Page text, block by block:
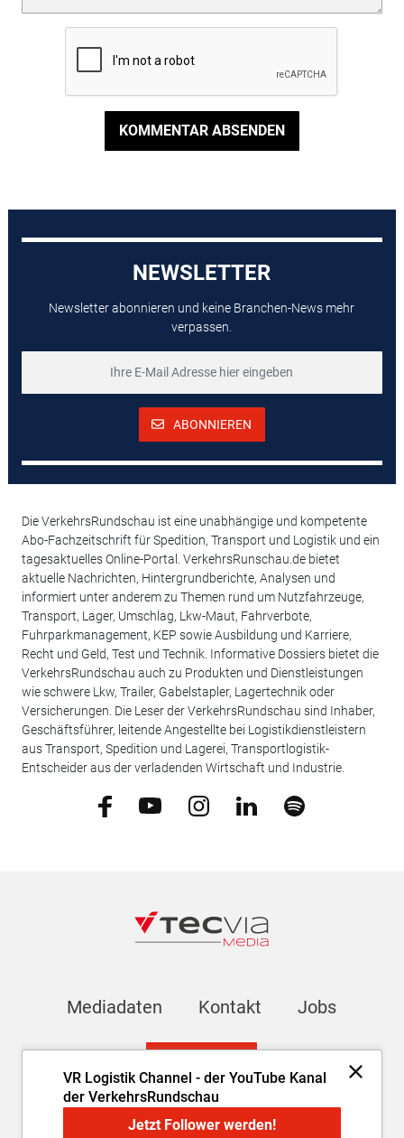
KOMMENTAR ABSENDEN
VR Logistik Channel - der YouTube Kanal
der VerkehrsRundschau
Jetzt Follower werden!
NEWSLETTER
Newsletter abonnieren und keine Branchen-News mehr
verpassen.
ABONNIEREN
Die VerkehrsRundschau ist eine unabhängige und kompetente
Abo-Fachzeitschrift für Spedition, Transport und Logistik und ein
tagesaktuelles Online-Portal. VerkehrsRunschau.de bietet
aktuelle Nachrichten, Hintergrundberichte, Analysen und
informiert unter anderem zu Themen rund um Nutzfahrzeuge,
Transport, Lager, Umschlag, Lkw-Maut, Fahrverbote,
Fuhrparkmanagement, KEP sowie Ausbildung und Karriere,
Recht und Geld, Test und Technik. Informative Dossiers bietet die
VerkehrsRundschau auch zu Produkten und Dienstleistungen
wie schwere Lkw, Trailer, Gabelstapler, Lagertechnik oder
Versicherungen. Die Leser der VerkehrsRundschau sind Inhaber,
Geschäftsführer, leitende Angestellte bei Logistikdienstleistern
aus Transport, Spedition und Lagerei, Transportlogistik-
Entscheider aus der verladenden Wirtschaft und Industrie.
Mediadaten Kontakt Jobs
AGB Datenschutz Cookie-Einstellungen